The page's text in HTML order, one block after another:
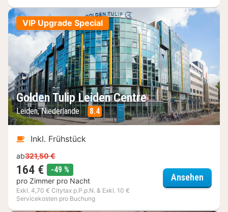
VIP Upgrade Special
Golden Tulip Leiden Centre
Leiden, Niederlande 8.4
Inkl. Frühstück
ab321,50 €
164 € -49 %
pro Zimmer pro Nacht
Exkl. 4,70 € Citytax p.P.p.N. & Exkl. 10 €
Servicekosten pro Buchung
Ansehen